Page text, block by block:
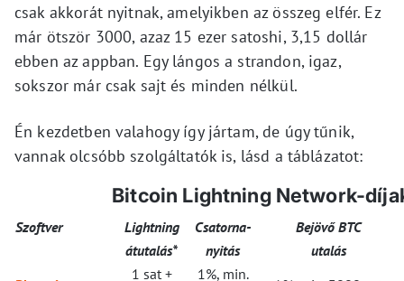
csak akkorát nyitnak, amelyikben az összeg elfér. Ez
már ötször 3000, azaz 15 ezer satoshi, 3,15 dollár
ebben az appban. Egy lángos a strandon, igaz,
sokszor már csak sajt és minden nélkül.
Én kezdetben valahogy így jártam, de úgy tűnik,
vannak olcsóbb szolgáltatók is, lásd a táblázatot:
Bitcoin Lightning Network-
Szoftver Lightning Csatorna-
Bejövő BTC
átutalás*
nyitás
utalás
1 sat +
1%, min.